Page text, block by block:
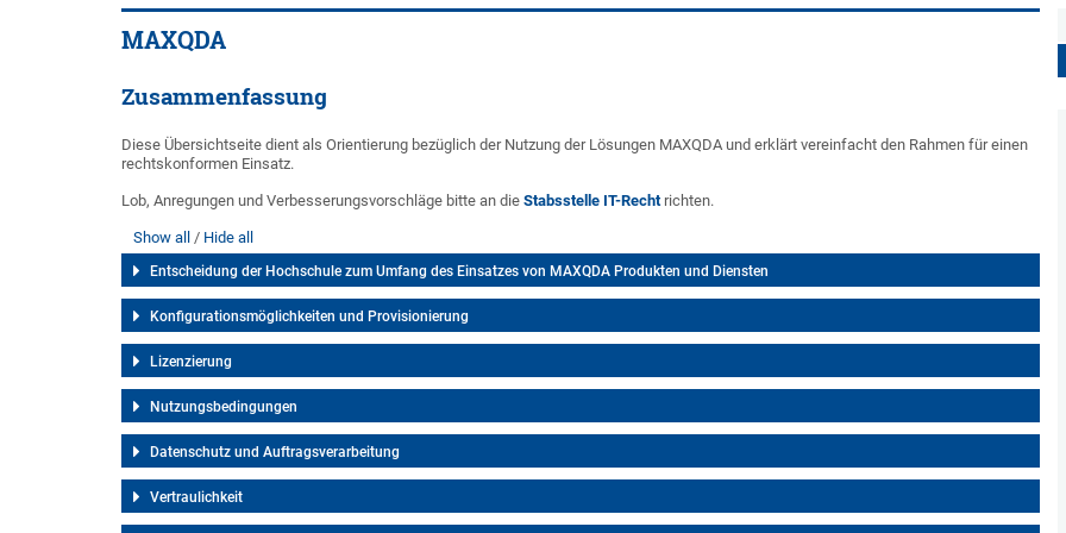
MAXQDA
Zusammenfassung
Diese Übersichtseite dient als Orientierung bezüglich der Nutzung der Lösungen MAXQDA und erklärt vereinfacht den Rahmen für einen
rechtskonformen Einsatz.
Lob, Anregungen und Verbesserungsvorschläge bitte an die Stabsstelle IT-Rechtrichten.
Show all Hide all
Entscheidung der Hochschule zum Umfang des Einsatzes von MAXQDA Produkten und Diensten
Konfigurationsmöglichkeiten und Provisionierung
Lizenzierung
Nutzungsbedingungen
Datenschutz und Auftragsverarbeitung
Vertraulichkeit